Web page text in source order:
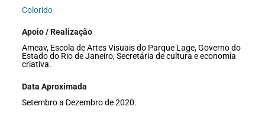
Colorido
Apoio / Realização
Ameav, Escola de Artes Visuais do Parque Lage, Governo do
Estado do Rio de Janeiro, Secretária de cultura e economia
criativa.
Data Aproximada
Setembro a Dezembro de 2020.